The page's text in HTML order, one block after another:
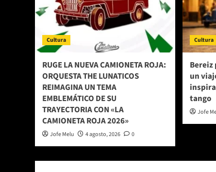
Cultura
RUGE LA NUEVA CAMIONETA ROJA:
ORQUESTA THE LUNATICOS
REIMAGINA UN TEMA
EMBLEMÁTICO DE SU
TRAYECTORIA CON «LA
CAMIONETA ROJA 2026»
Jofe Melu 4 agosto, 2026 0
Cultura
Bereiz
un
tango
Jofe